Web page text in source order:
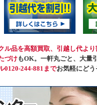
ル品を高額買取、引越し代より
づけもOK。一軒丸ごと、大量
0120-244-881までお気軽にどう